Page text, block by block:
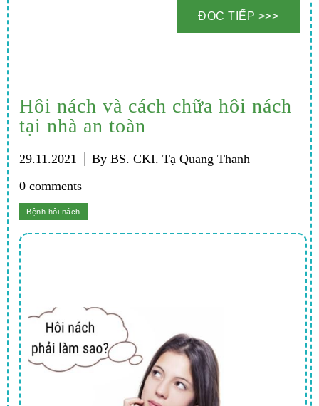
Hôi nách và cách chữa hôi nách
tại nhà an toàn
29.11.2021
By BS. CKI. Tạ Quang Thanh
0 comments